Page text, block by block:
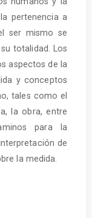
pertenencia a
ser mismo se
totalidad. Los
aspectos de la
y conceptos
tales como el
la obra, entre
para la
de
la medida.